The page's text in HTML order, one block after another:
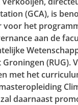
(GCA), is
voor het
aan de
(RUG).
met het
daarnaast